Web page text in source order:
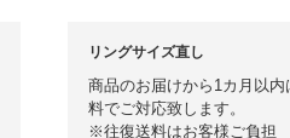
リングサイズ直し
商品のお届けから1カ月以内
料でご対応致します。
※往復送料はお客様ご負担